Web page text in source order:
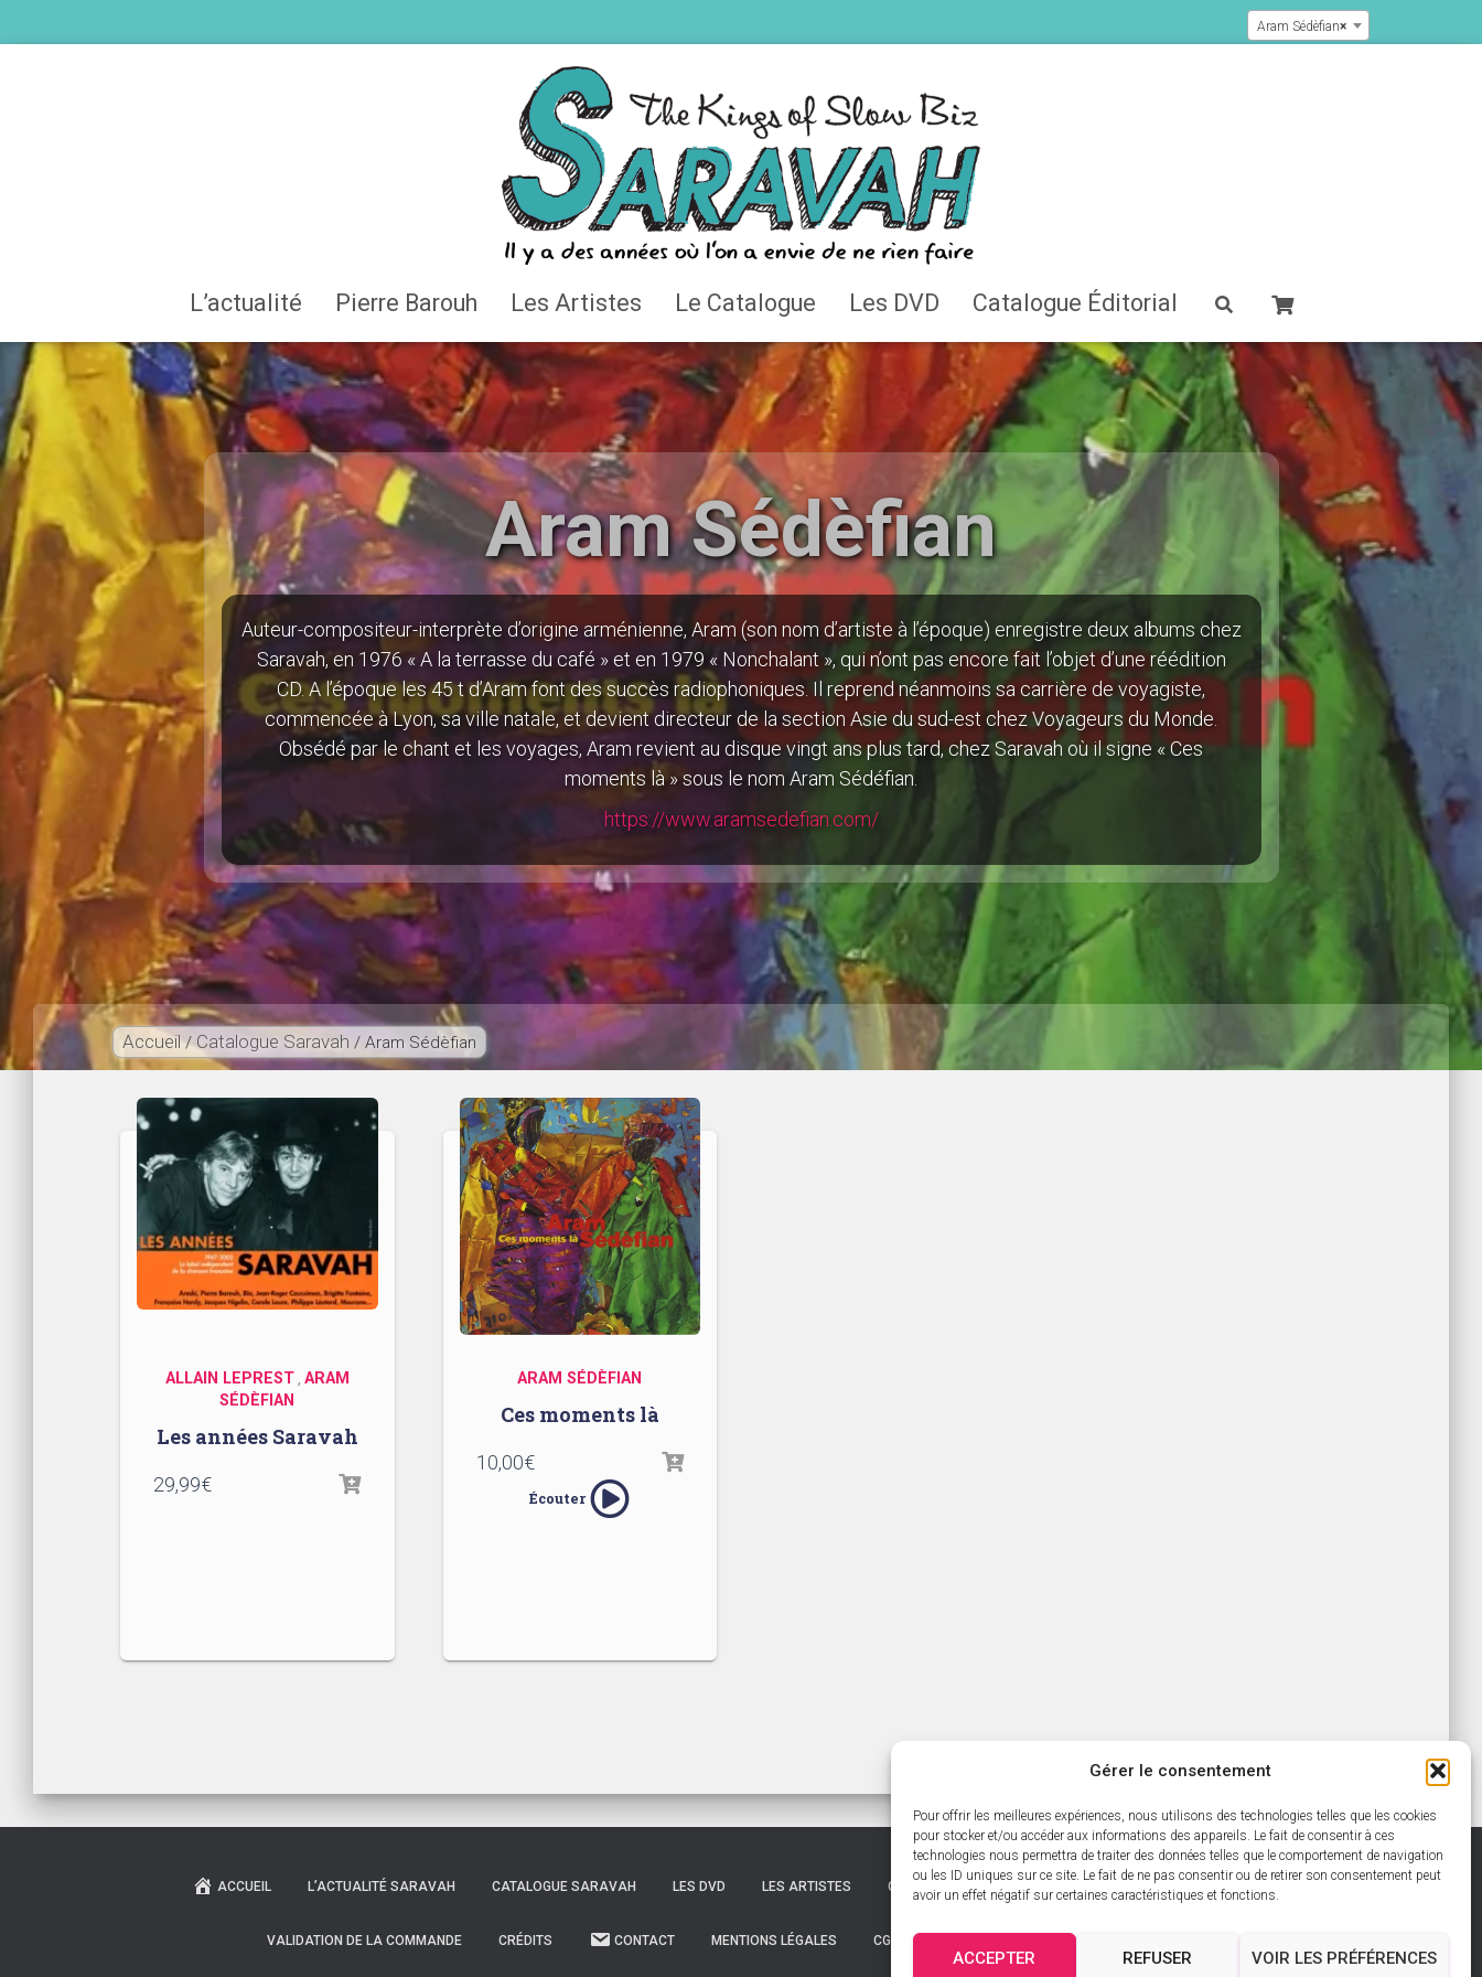
Gérer le consentement
Pour offrir les meilleures expériences, nous utilisons des technologies telles que les cookies
pour stocker et/ou accéder aux informations des appareils. Le fait de consentir à ces
technologies nous permettra de traiter des données telles que le comportement de navigation
ou les ID uniques sur ce site. Le fait de ne pas consentir ou de retirer son consentement peut
avoir un effet négatif sur certaines caractéristiques et fonctions.
ACCEPTER REFUSER VOIR LES PRÉFÉRENCES
×
Aram Sédèfian
L’actualité Pierre Barouh Les Artistes Le Catalogue Les DVD Catalogue Éditorial
Aram Sédèfian
Auteur-compositeur-interprète d’origine arménienne, Aram (son nom d’artiste à l’époque) enregistre deux albums chez
Saravah, en 1976 « A la terrasse du café » et en 1979 « Nonchalant », qui n’ont pas encore fait l’objet d’une réédition
CD. A l’époque les 45 t d’Aram font des succès radiophoniques. Il reprend néanmoins sa carrière de voyagiste,
commencée à Lyon, sa ville natale, et devient directeur de la section Asie du sud-est chez Voyageurs du Monde.
Obsédé par le chant et les voyages, Aram revient au disque vingt ans plus tard, chez Saravah où il signe « Ces
moments là » sous le nom Aram Sédéfian.
https://www.aramsedefian.com/
Accueil/Catalogue Saravah / Aram Sédèfian
ALLAIN LEPREST , ARAM
SÉDÈFIAN
Les années Saravah
29,99€
ARAM SÉDÈFIAN
Ces moments là
10,00€
Écouter
ACCUEIL L’ACTUALITÉ SARAVAH CATALOGUE SARAVAH LES DVD LES ARTISTES CATALOGUE ÉDITORIAL MON COMPTE
VALIDATION DE LA COMMANDE CRÉDITS CONTACT MENTIONS LÉGALES CGV POLITIQUE DE CONFIDENTIALITÉ